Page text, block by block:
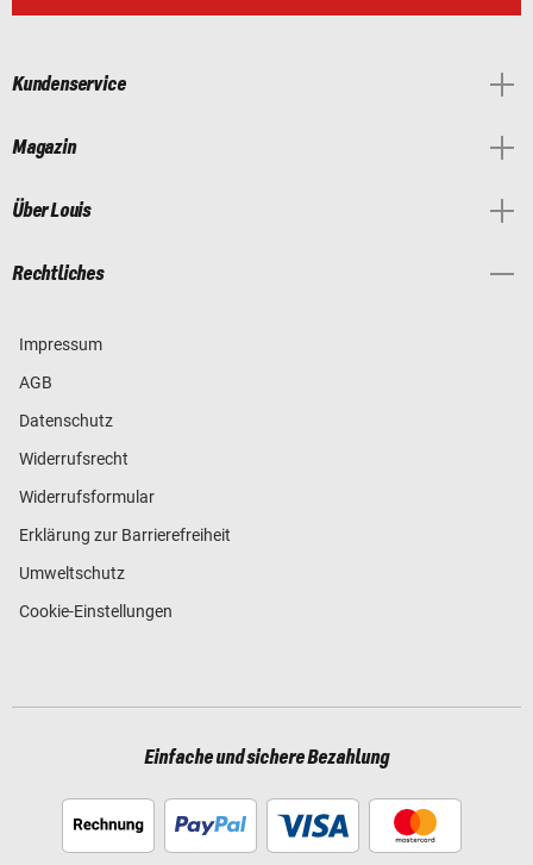
Kundenservice
Magazin
Über Louis
Rechtliches
Impressum
AGB
Datenschutz
Widerrufsrecht
Widerrufsformular
Erklärung zur Barrierefreiheit
Umweltschutz
Cookie-Einstellungen
Einfache und sichere Bezahlung